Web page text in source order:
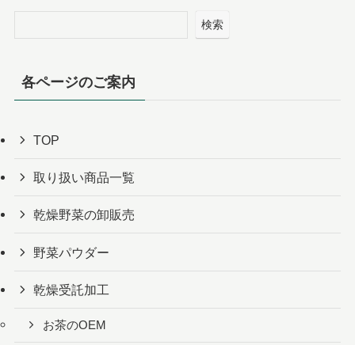
検索
各ページのご案内
TOP
取り扱い商品一覧
乾燥野菜の卸販売
野菜パウダー
乾燥受託加工
お茶のOEM